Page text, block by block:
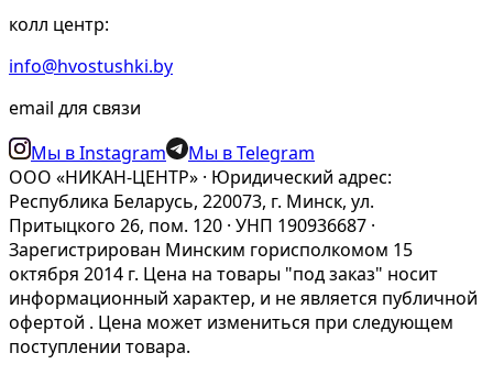
колл центр:
info@hvostushki.by
email для связи
Мы в Instagram
Мы в Telegram
ООО «НИКАН-ЦЕНТР» · Юридический адрес:
Республика Беларусь, 220073, г. Минск, ул.
Притыцкого 26, пом. 120 · УНП 190936687 ·
Зарегистрирован Минским горисполкомом 15
октября 2014 г. Цена на товары "под заказ" носит
информационный характер, и не является публичной
офертой . Цена может измениться при следующем
поступлении товара.